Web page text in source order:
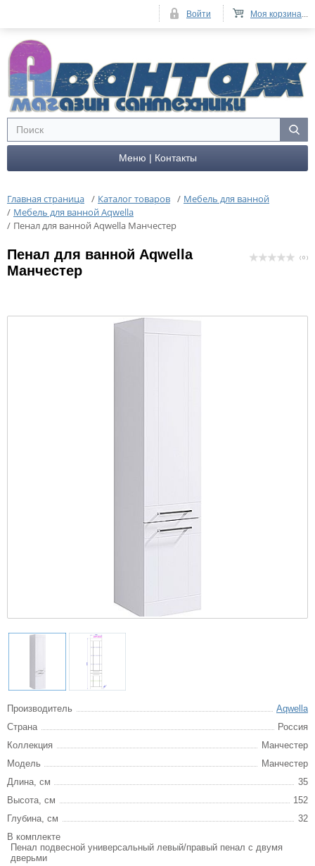
Меню | Контакты
Главная страница / Каталог товаров / Мебель для ванной
/ Мебель для ванной Aqwella
/ Пенал для ванной Aqwella Манчестер
Пенал для ванной Aqwella
Манчестер
( 0 )
Производитель
Aqwella
Страна
Россия
Коллекция
Манчестер
Модель
Манчестер
Длина, см
35
Высота, см
152
Глубина, см
32
В комплекте
Пенал подвесной универсальный левый/правый пенал с двумя
дверьми
Моя корзина...
Войти